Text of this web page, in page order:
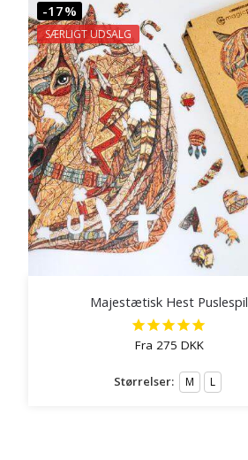
-17%
SÆRLIGT UDSALG
Majestætisk Hest Puslespil
Fra 275 DKK
Størrelser: M L